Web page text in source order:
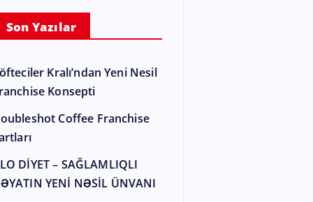
Son Yazılar
Kralı’ndan Yeni Nesil
Konsepti
Coffee Franchise
DİYET – SAĞLAMLIQLI
YENİ NƏSİL ÜNVANI